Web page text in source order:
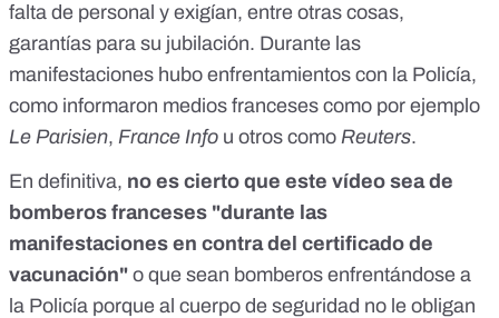
falta de personal y exigían, entre otras cosas,
garantías para su jubilación. Durante las
manifestaciones hubo enfrentamientos con la Policía,
como informaron medios franceses como por ejemplo
Le Parisien, France Info u otros como Reuters.
En definitiva, no es cierto que este vídeo sea de
bomberos franceses "durante las
manifestaciones en contra del certificado de
vacunación" o que sean bomberos enfrentándose a
la Policía porque al cuerpo de seguridad no le obligan